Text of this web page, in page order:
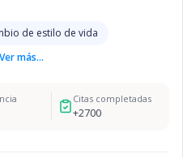
de estilo de vida
Ver más...
Citas completadas
+2700